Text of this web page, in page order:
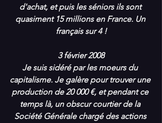
d'achat, et puis les séniors ils sont
quasiment 15 millions en France. Un
français sur 4 !
3 février 2008
Je suis sidéré par les moeurs du
capitalisme. Je galère pour trouver une
production de 20 000 €, et pendant ce
temps là, un obscur courtier de la
Société Générale chargé des actions